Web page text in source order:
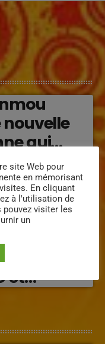
nouvelle
qui
émotions
Respekte
respect
(2026) :
et
site Web pour
en mémorisant
En cliquant
à l'utilisation de
pouvez visiter les
un